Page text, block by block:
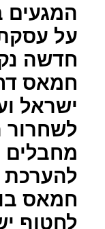
המגעים
על עסקת
חדשה
חמאס
ישראל
לשחרור
מחבלים
להערכת
חמאס
לחטוף